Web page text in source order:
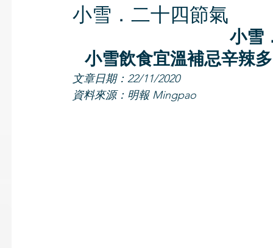
小雪．二十四節氣
小雪
小雪飲食宜溫補忌辛辣
文章日期：22/11/2020
資料來源：明報 Mingpao